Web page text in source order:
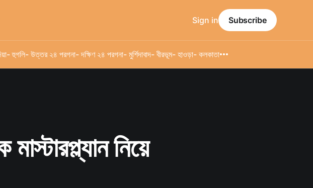
- হুগলি- উত্তর ২৪ পরগনা- দক্ষিণ ২৪ পরগনা- মুর্শিদাবাদ- বীরভূম- হাওড়া- কলকাতা
Sign in Subscribe
নিয়ে